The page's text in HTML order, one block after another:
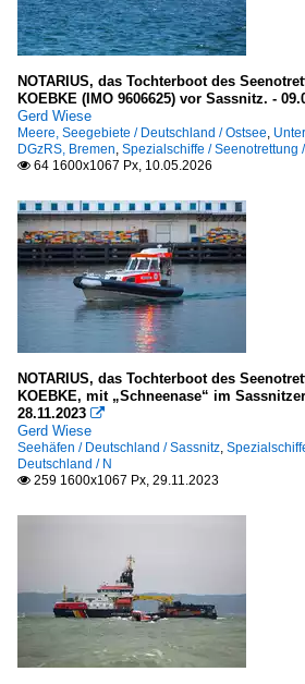
Ostsee Mecklenburg -
Spezialschiffe
Schlepper / tugs
W
WSV Deutschland
A
Unternehmen
Deutschland
DGzRS, Bremen
Otto Wulf, Cuxhaven - Rostock
2020
2022
2023
2026
NOTARIUS, das Tochterboot des
KOEBKE (IMO 9606625) vor Sassnitz. -
Gerd Wiese
Meere, Seegebiete / Deutschland / Ostsee,
DGzRS, Bremen, Spezialschiffe / Seenotrettung
 64 1600x1067 Px, 10.05.2026
NOTARIUS, das Tochterboot des
KOEBKE, mit „Schneenase“ im
28.11.2023 
Gerd Wiese
Seehäfen / Deutschland / Sassnitz,
Deutschland / N
 259 1600x1067 Px, 29.11.2023